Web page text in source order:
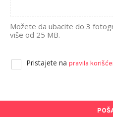
Možete da ubacite do 3
više od 25 MB.
Pristajete na pravila